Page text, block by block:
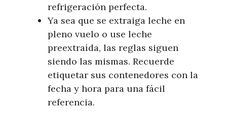
refrigeración perfecta.
Ya sea que se extraiga leche en
pleno vuelo o use leche
preextraída, las reglas siguen
siendo las mismas. Recuerde
etiquetar sus contenedores con la
fecha y hora para una fácil
referencia.